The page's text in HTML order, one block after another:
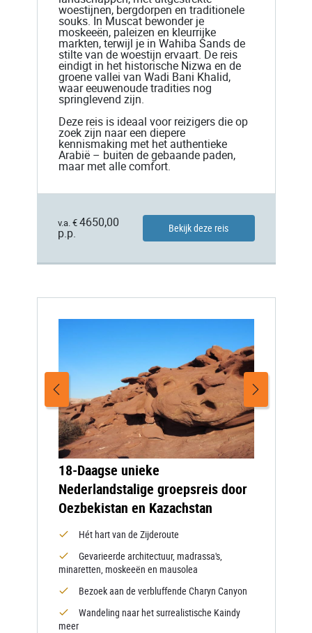
woestijnen, bergdorpen en traditionele
souks. In Muscat bewonder je
moskeeën, paleizen en kleurrijke
markten, terwijl je in Wahiba Sands de
stilte van de woestijn ervaart. De reis
eindigt in het historische Nizwa en de
groene vallei van Wadi Bani Khalid,
waar eeuwenoude tradities nog
springlevend zijn.
Deze reis is ideaal voor reizigers die op
zoek zijn naar een diepere
kennismaking met het authentieke
Arabië – buiten de gebaande paden,
maar met alle comfort.
v.a. € 4650,00
p.p.
Bekijk deze reis
18-Daagse unieke
Nederlandstalige groepsreis door
Oezbekistan en Kazachstan
Hét hart van de Zijderoute
Gevarieerde architectuur, madrassa's,
minaretten, moskeeën en mausolea
Bezoek aan de verbluffende Charyn Canyon
Wandeling naar het surrealistische Kaindy
meer